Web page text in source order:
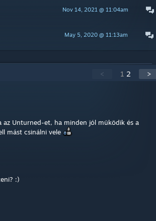
Nov 14, 2021 @ 11:04am
May 5, 2020 @ 11:13am
< 1 2 >
Unturned-et, ha minden jól működik és a
mást csinálni vele
:)